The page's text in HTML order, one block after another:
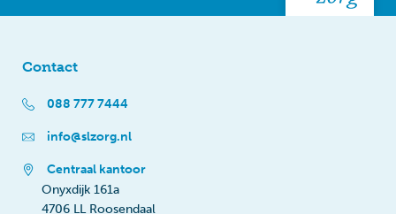
Contact
088 777 7444
info@slzorg.nl
Centraal kantoor
Onyxdijk 161a
4706 LL Roosendaal